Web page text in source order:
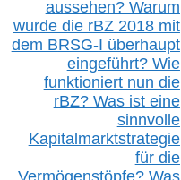
aussehen? Warum
wurde die rBZ2018 mit
dem BRSG-I überhaupt
eingeführt? Wie
funktioniert nun die
rBZ? Was ist eine
sinnvolle
Kapitalmarktstrategie
für die
Vermögenstöpfe? Was